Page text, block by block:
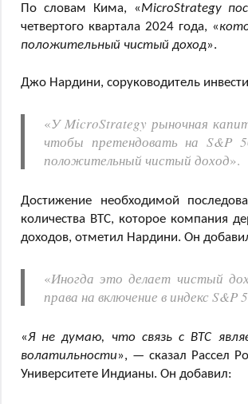
По словам Кима, «MicroStrategy
четвертого квартала 2024 года, «
положительный чистый доход».
Джо Нардини, соруководитель
«У MicroStrategy рыночная
чтобы претендовать на S&P
положительный чистый доход».
Достижение необходимой
количества BTC, которое компания
доходов, отметил Нардини. Он
«Иногда это делает чистый
права на включение в индекс S&P
«Я не думаю, что связь с BTC
волатильности», — сказал Рассел
Университете Индианы. Он добавил: